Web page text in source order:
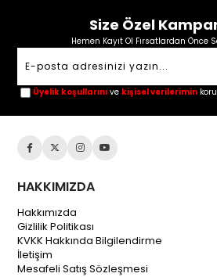
Size Özel
Hemen Kayıt Ol Fırsatlardan Önce
Üyelik koşullarını ve kişisel verilerimin
HAKKIMIZDA
Hakkımızda
Gizlilik Politikası
KVKK Hakkında Bilgilendirme
İletişim
Mesafeli Satış Sözleşmesi